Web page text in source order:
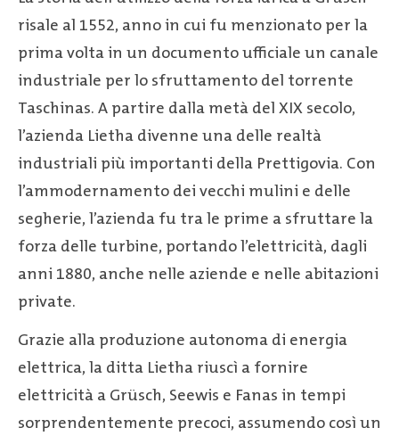
risale al 1552, anno in cui fu menzionato per la
prima volta in un documento ufficiale un canale
industriale per lo sfruttamento del torrente
Taschinas. A partire dalla metà del XIX secolo,
l’azienda Lietha divenne una delle realtà
industriali più importanti della Prettigovia. Con
l’ammodernamento dei vecchi mulini e delle
segherie, l’azienda fu tra le prime a sfruttare la
forza delle turbine, portando l’elettricità, dagli
anni 1880, anche nelle aziende e nelle abitazioni
private.
Grazie alla produzione autonoma di energia
elettrica, la ditta Lietha riuscì a fornire
elettricità a Grüsch, Seewis e Fanas in tempi
sorprendentemente precoci, assumendo così un